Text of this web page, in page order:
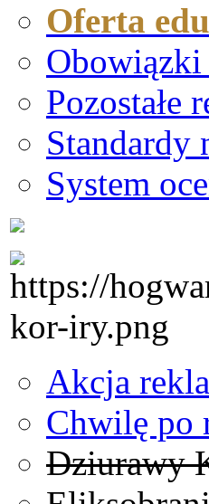
Oferta
Pozostałe
Standardy
System
Akcja
Chwilę po
Dziurawy